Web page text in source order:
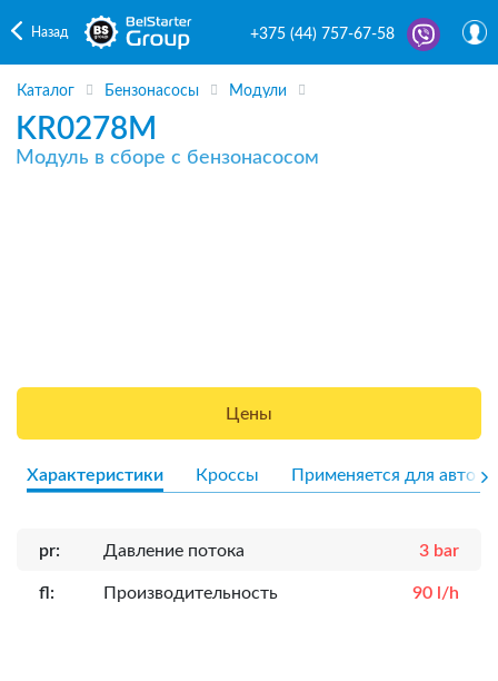
Назад +375 (44) 757-67-58
Каталог Бензонасосы Модули
KR0278M
Модуль в сборе с бензонасосом
Цены
Характеристики Кроссы Применяется для авто
pr: Давление потока 3 bar
fl: Производительность 90 l/h